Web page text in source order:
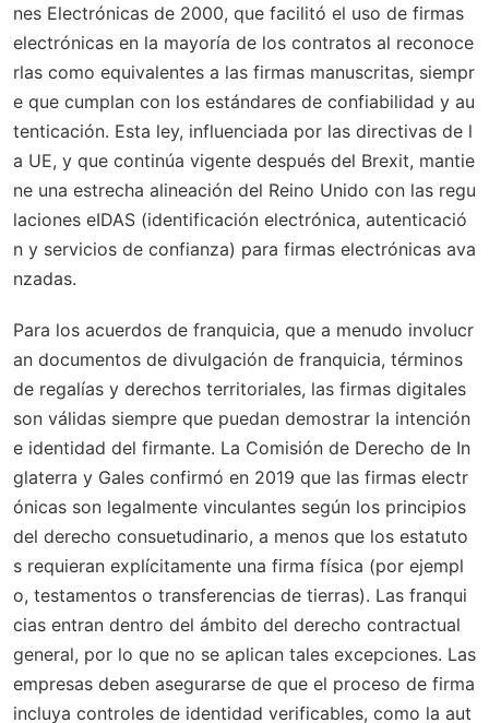
nes Electrónicas de 2000, que facilitó el uso de firmas
electrónicas en la mayoría de los contratos al reconoce
rlas como equivalentes a las firmas manuscritas, siempr
e que cumplan con los estándares de confiabilidad y au
tenticación. Esta ley, influenciada por las directivas de l
a UE, y que continúa vigente después del Brexit, mantie
ne una estrecha alineación del Reino Unido con las regu
laciones eIDAS (identificación electrónica, autenticació
n y servicios de confianza) para firmas electrónicas ava
nzadas.
Para los acuerdos de franquicia, que a menudo involucr
an documentos de divulgación de franquicia, términos
de regalías y derechos territoriales, las firmas digitales
son válidas siempre que puedan demostrar la intención
e identidad del firmante. La Comisión de Derecho de In
glaterra y Gales confirmó en 2019 que las firmas electr
ónicas son legalmente vinculantes según los principios
del derecho consuetudinario, a menos que los estatuto
s requieran explícitamente una firma física (por ejempl
o, testamentos o transferencias de tierras). Las franqui
cias entran dentro del ámbito del derecho contractual
general, por lo que no se aplican tales excepciones. Las
empresas deben asegurarse de que el proceso de firma
incluya controles de identidad verificables, como la aut